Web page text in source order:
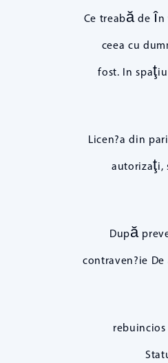
Ce treabă de
ceea cu
fost. In
Licen?a din
autorizaţi,
După
contraven?ie